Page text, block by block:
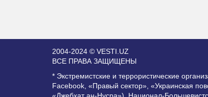
2004-2024 © VESTI.UZ
ВСЕ ПРАВА ЗАЩИЩЕНЫ
* Экстремистские и террористические
Facebook, «Правый сектор», «Украинская
«Джебхат ан-Нусра»), Национал-